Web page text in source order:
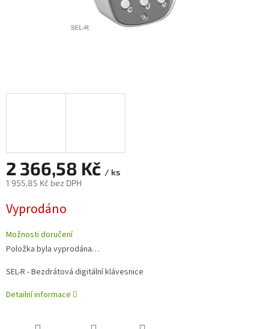
2 366,58 Kč / ks
1 955,85 Kč bez DPH
cena:
Vyprodáno
Možnosti doručení
Položka byla vyprodána…
SEL-R - Bezdrátová digitální klávesnice
Detailní informace